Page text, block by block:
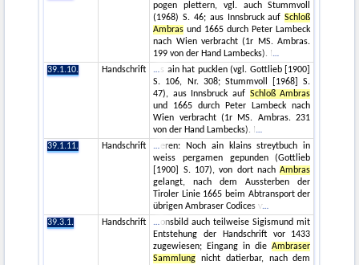
pogen plettern, vgl. auch Stummvoll
(1968) S. 46; aus Innsbruck aufSchloß
Ambras und 1665 durch Peter Lambeck
nach Wien verbracht (1r MS. Ambras.
199 von der Hand Lambecks). I
39.1.10.
Handschrift
s ain hat pucklen (vgl. Gottlieb [1900]
S. 106, Nr. 308; Stummvoll [1968] S.
47), aus Innsbruck auf Schloß Ambras
und 1665 durch Peter Lambeck nach
Wien verbracht (1r MS. Ambras. 231
von der Hand Lambecks). I
39.1.11.
Handschrift
eren: Noch ain klains streytbuch in
weiss pergamen gepunden (Gottlieb
[1900] S. 107), von dort nachAmbras
gelangt, nach dem Aussterben der
Tiroler Linie 1665 beim Abtransport der
übrigen Ambraser Codices v
39.3.1.
Handschrift
onsbild auch teilweise Sigismund mit
Entstehung der Handschrift vor 1433
zugewiesen; Eingang in dieAmbraser
Sammlung nicht datierbar, nach dem